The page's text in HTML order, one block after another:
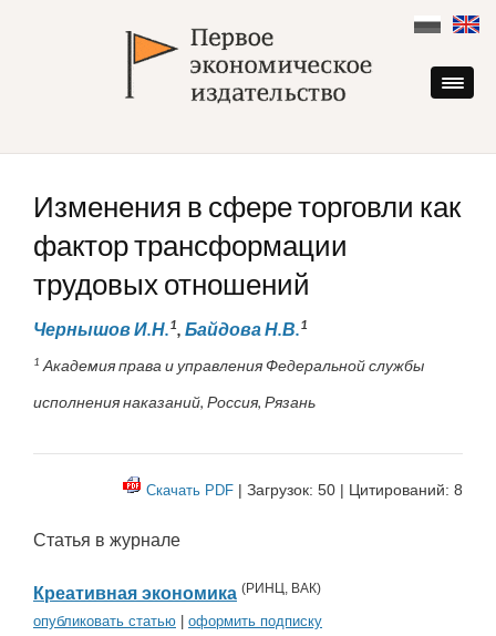
content
Изменения в сфере торговли как
фактор трансформации
трудовых отношений
Чернышов И.Н.1, Байдова Н.В.1
1 Академия права и управления Федеральной службы
исполнения наказаний, Россия, Рязань
Скачать PDF | Загрузок: 50 | Цитирований: 8
Статья в журнале
Креативная экономика (РИНЦ, ВАК)
опубликовать статью оформить подписку